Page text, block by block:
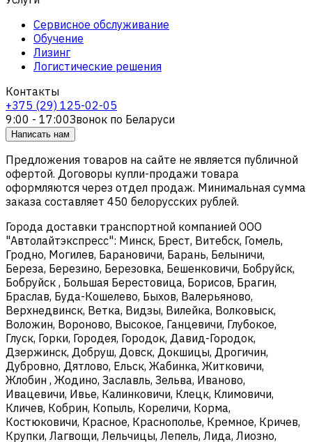
Сервисное обслуживание
Обучение
Лизинг
Логистические решения
Контакты
+375 (29) 125-02-05
9:00 - 17:00Звонок по Беларуси
Написать нам
Предложения товаров на сайте не является публичной
офертой. Договоры купли-продажи товара
оформляются через отдел продаж. Минимальная сумма
заказа составляет 450 белорусских рублей.
Города доставки транспортной компанией ООО
"Автолайтэкспресс": Минск, Брест, Витебск, Гомель,
Гродно, Могилев, Барановичи, Барань, Белыничи,
Береза, Березино, Березовка, Бешенковичи, Бобруйск,
Бобруйск , Большая Берестовица, Борисов, Брагин,
Браслав, Буда-Кошелево, Быхов, Валерьяново,
Верхнедвинск, Ветка, Видзы, Вилейка, Волковыск,
Воложин, Вороново, Высокое, Ганцевичи, Глубокое,
Глуск, Горки, Городея, Городок, Давид-Городок,
Дзержинск, Добруш, Довск, Докшицы, Дрогичин,
Дубровно, Дятлово, Ельск, Жабинка, Житковичи,
Жлобин , Жодино, Заславль, Зельва, Иваново,
Ивацевичи, Ивье, Калинковичи, Клецк, Климовичи,
Кличев, Кобрин, Копыль, Кореличи, Корма,
Костюковичи, Красное, Краснополье, Кремное, Кричев,
Крупки, Лагвощи, Лельчицы, Лепель, Лида, Лиозно,